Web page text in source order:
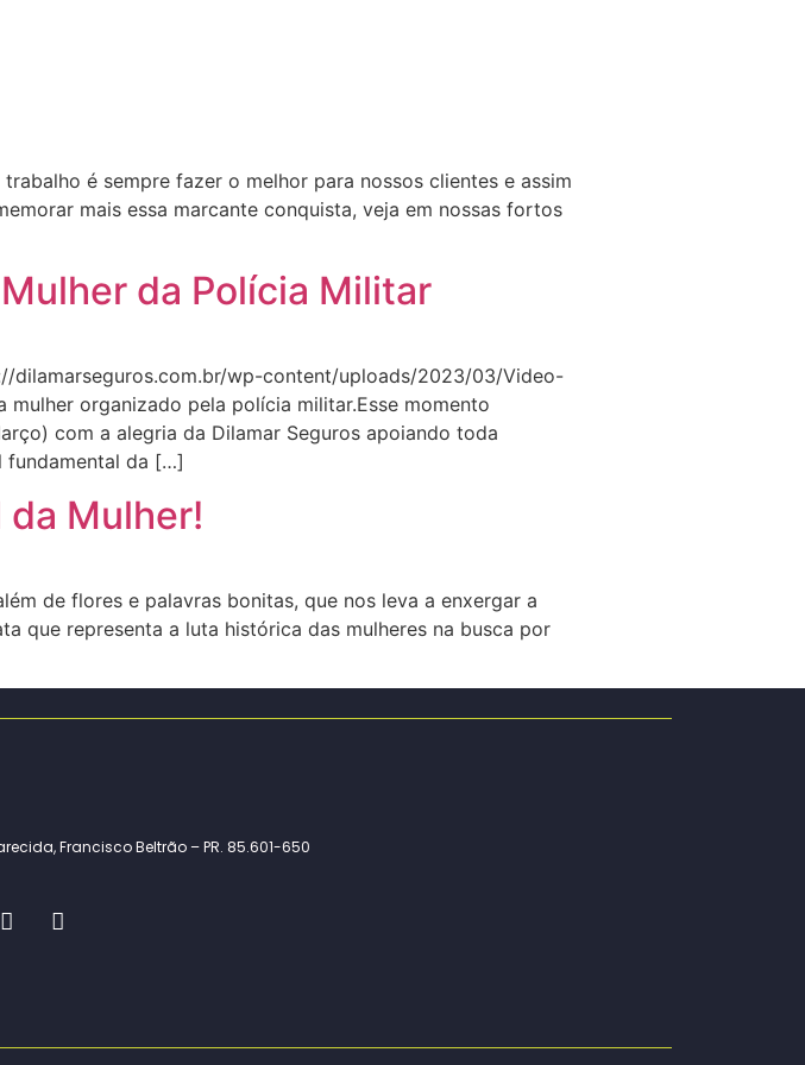
é sempre fazer o melhor para nossos clientes e assim
mais essa marcante conquista, veja em nossas fortos
da Polícia Militar
dilamarseguros.com.br/wp-content/uploads/2023/03/Video-
organizado pela polícia militar.Esse momento
com a alegria da Dilamar Seguros apoiando toda
fundamental da […]
Mulher!
de flores e palavras bonitas, que nos leva a enxergar a
que representa a luta histórica das mulheres na busca por
Francisco Beltrão – PR. 85.601-650